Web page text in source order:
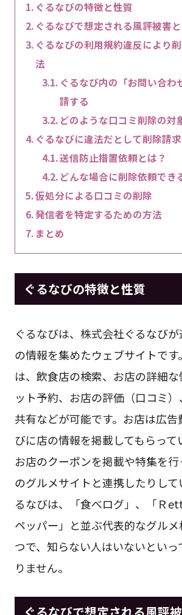
ぐるなびの特徴と性質
ぐるなびで想定される風評被害
ぐるなびの利用規約違反により
法
ぐるなび内の「お問い合わ
請する
どのような口コミ削除の対
ぐるなびに違法だとして削除請
送信防止措置依頼とは？
どんな場合に削除依頼でき
仮処分による口コミの削除
発信者を特定するための方法
まとめ
ぐるなびの特徴と性質
ぐるなびは、株式会社ぐるなび
の情報を集めたウェブサイトで
は、飲食店の検索、お店の詳細
ット予約、お店の評価（口コミ
共有などが可能です。お店は広
びに店の情報を掲載してもらって
お店のクーポンを掲載や特集を
のグルメサイトと連携したりして
るなびは、「食べログ」、「Ｒ
ペッパー」と並ぶ代表的なグル
つで、知らない人はいないといっ
りません。